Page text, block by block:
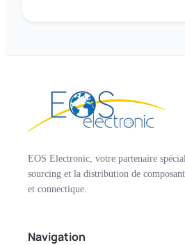
EOS Electronic, votre partenaire
sourcing et la distribution de
et connectique.
Navigation